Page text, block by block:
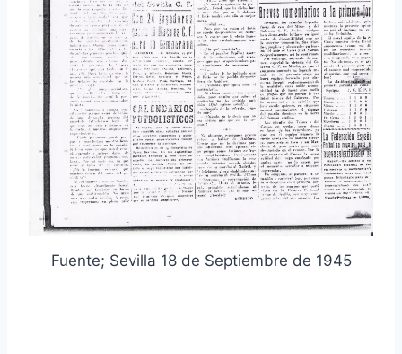
Fuente; Sevilla 18 de Septiembre de 1945